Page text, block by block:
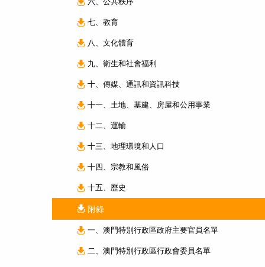
七、教育
八、文化體育
九、衛生和社會福利
十、傳媒、通訊和資訊科技
十一、土地、基建、房屋和公用事業
十二、運輸
十三、地理環境和人口
十四、宗教和風俗
十五、歷史
附錄
一、澳門特別行政區政府主要官員名單
二、澳門特別行政區行政會委員名單